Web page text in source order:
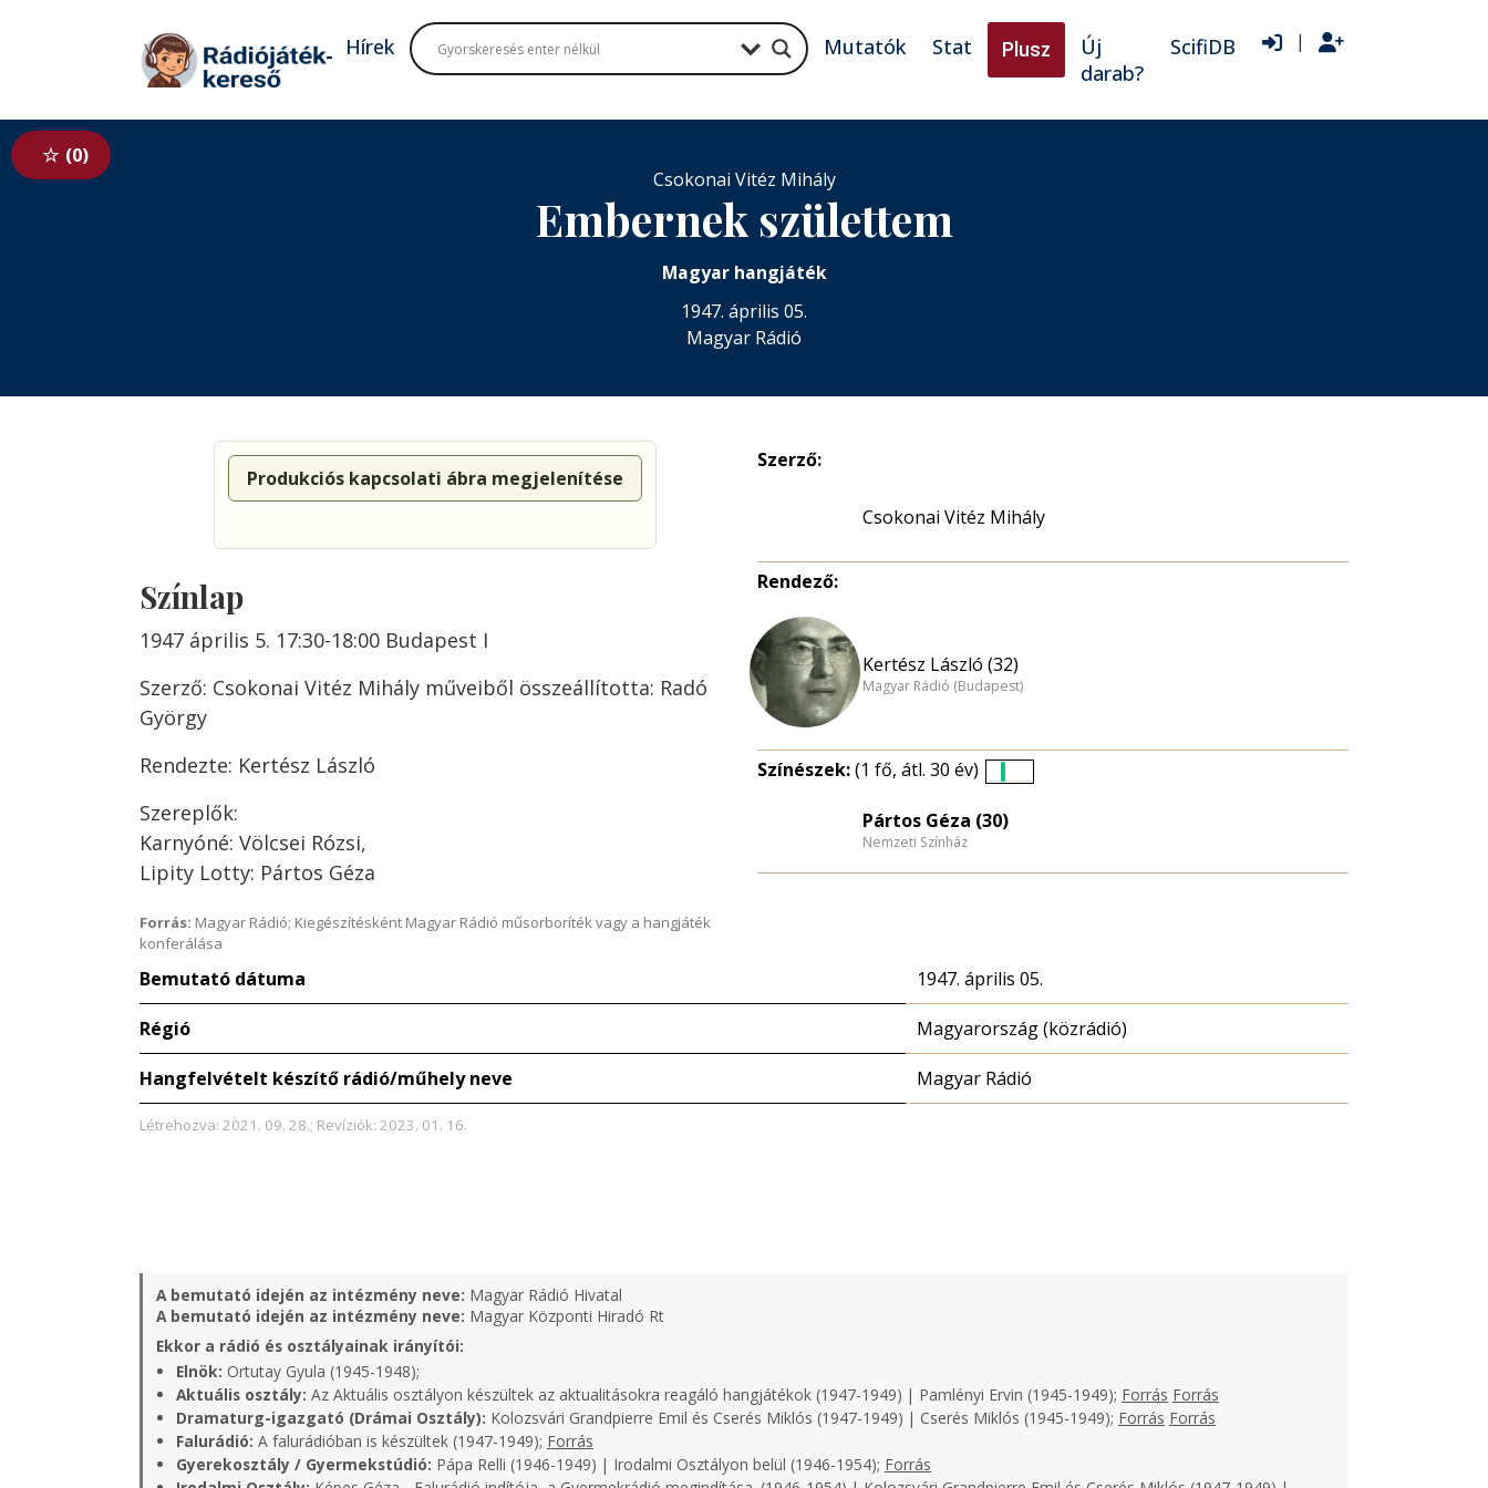
Tovább a tartalomhoz
Hírek Mutatók Stat Plusz
Új
darab?
ScifiDB |
0
Csokonai Vitéz Mihály
Embernek születtem
Magyar hangjáték
1947. április 05.
Magyar Rádió
Produkciós kapcsolati ábra megjelenítése
Színlap
1947 április 5. 17:30-18:00 Budapest I
Szerző: Csokonai Vitéz Mihály műveiből összeállította: Radó
György
Rendezte: Kertész László
Szereplők:
Karnyóné: Völcsei Rózsi,
Lipity Lotty: Pártos Géza
Forrás: Magyar Rádió; Kiegészítésként Magyar Rádió műsorboríték vagy a hangjáték
konferálása
Szerző:
Csokonai Vitéz Mihály
Rendező:
Kertész László (32)
Magyar Rádió (Budapest)
Színészek:(1 fő, átl. 30 év)
eloszlás
Pártos Géza (30)
Nemzeti Színház
Bemutató dátuma 1947. április 05.
Régió Magyarország (közrádió)
Hangfelvételt készítő rádió/műhely neve Magyar Rádió
Létrehozva: 2021. 09. 28.; Revíziók: 2023. 01. 16.
A bemutató idején az intézmény neve: Magyar Rádió Hivatal
A bemutató idején az intézmény neve: Magyar Központi Hiradó Rt
Ekkor a rádió és osztályainak irányítói:
Elnök: Ortutay Gyula (1945-1948);
Aktuális osztály: Az Aktuális osztályon készültek az aktualitásokra reagáló hangjátékok (1947-1949) | Pamlényi Ervin (1945-1949); Forrás Forrás
Dramaturg-igazgató (Drámai Osztály): Kolozsvári Grandpierre Emil és Cserés Miklós (1947-1949) | Cserés Miklós (1945-1949); Forrás Forrás
Falurádió: A falurádióban is készültek (1947-1949); Forrás
Gyerekosztály / Gyermekstúdió: Pápa Relli (1946-1949) | Irodalmi Osztályon belül (1946-1954); Forrás